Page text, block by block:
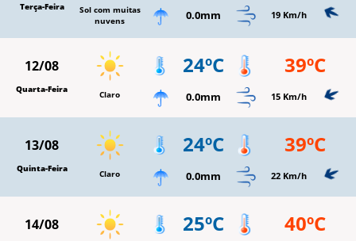
Terça-Feira
Sol com muitas
nuvens
0.0mm 19 Km/h
12/08
Quarta-Feira Claro
24ºC 39ºC
0.0mm 15 Km/h
13/08
Quinta-Feira Claro
24ºC 39ºC
0.0mm 22 Km/h
14/08 25ºC 40ºC